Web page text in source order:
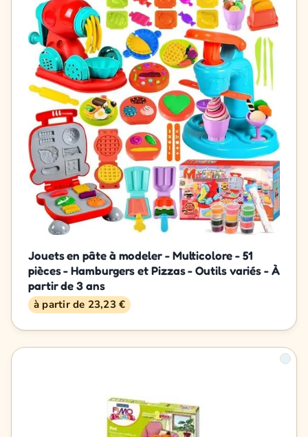
Jouets en pâte à modeler - Multicolore - 51
pièces - Hamburgers et Pizzas - Outils variés - À
partir de 3 ans
à partir de 23,23 €